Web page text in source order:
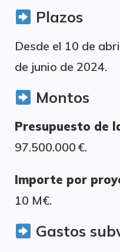
Plazos
Desde el 10 de
de junio de 2024.
Montos
Presupuesto de
97.500.000 €.
Importe por
10 M€.
Gastos